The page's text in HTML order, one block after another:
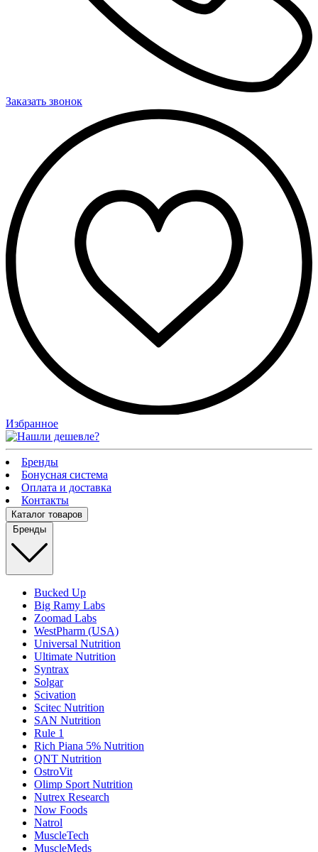
Заказать звонок
Избранное
Бренды
Бонусная система
Оплата и доставка
Контакты
Каталог товаров
Бренды
Bucked Up
Big Ramy Labs
Zoomad Labs
WestPharm (USA)
Universal Nutrition
Ultimate Nutrition
Syntrax
Solgar
Scivation
Scitec Nutrition
SAN Nutrition
Rule 1
Rich Piana 5% Nutrition
QNT Nutrition
OstroVit
Olimp Sport Nutrition
Nutrex Research
Now Foods
Natrol
MuscleTech
MuscleMeds